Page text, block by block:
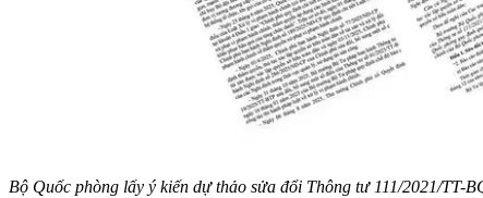
Bộ Quốc phòng lấy ý kiến dự thảo sửa đổi Thông tư 111/2021/TT-